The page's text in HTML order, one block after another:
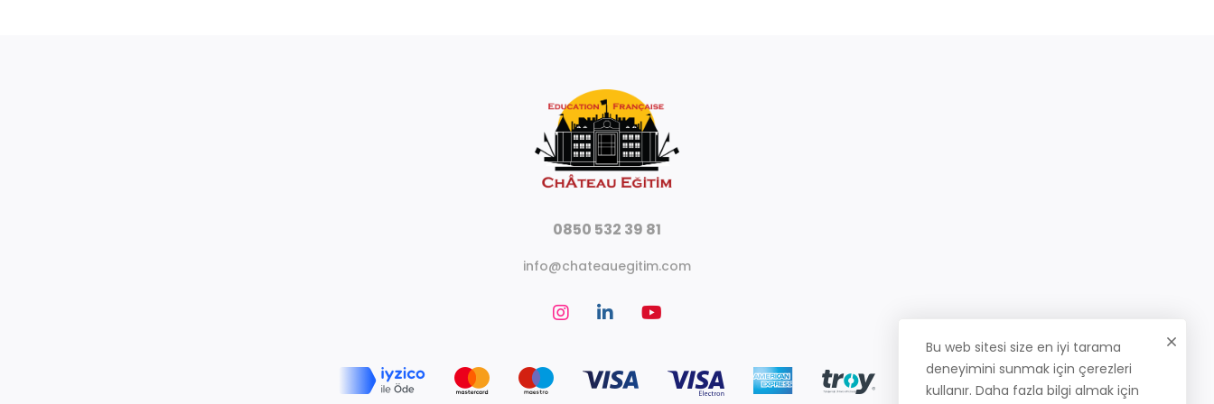
0850 532 39 81
info@chateauegitim.com
Bu web sitesi size en iyi tarama
deneyimini sunmak için çerezleri
kullanır. Daha fazla bilgi almak için